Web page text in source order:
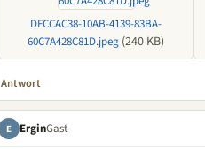
DFCCAC38-10AB-4139-83BA-
60C7A428C81D.jpeg (240 KB)
Antwort
E ErginGast